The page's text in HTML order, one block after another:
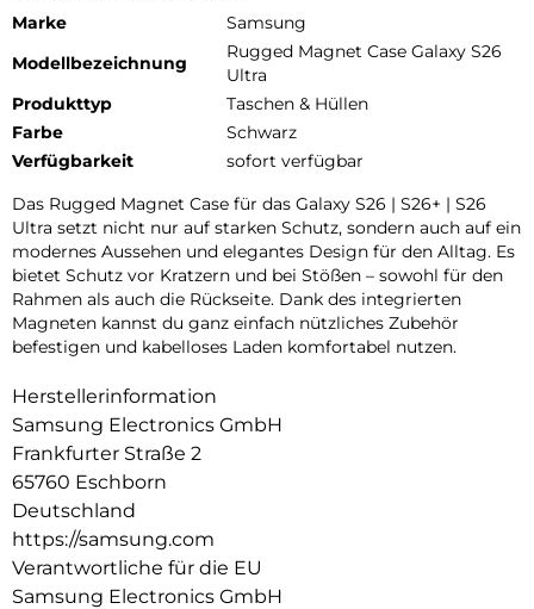
Marke
Samsung
Modellbezeichnung
Rugged Magnet Case Galaxy S26
Ultra
Produkttyp
Taschen & Hüllen
Farbe
Schwarz
Verfügbarkeit
sofort verfügbar
Das Rugged Magnet Case für das Galaxy S26 | S26+ | S26
Ultra setzt nicht nur auf starken Schutz, sondern auch auf ein
modernes Aussehen und elegantes Design für den Alltag. Es
bietet Schutz vor Kratzern und bei Stößen – sowohl für den
Rahmen als auch die Rückseite. Dank des integrierten
Magneten kannst du ganz einfach nützliches Zubehör
befestigen und kabelloses Laden komfortabel nutzen.
Herstellerinformation
Samsung Electronics GmbH
Frankfurter Straße 2
65760 Eschborn
Deutschland
https://samsung.com
Verantwortliche für die EU
Samsung Electronics GmbH